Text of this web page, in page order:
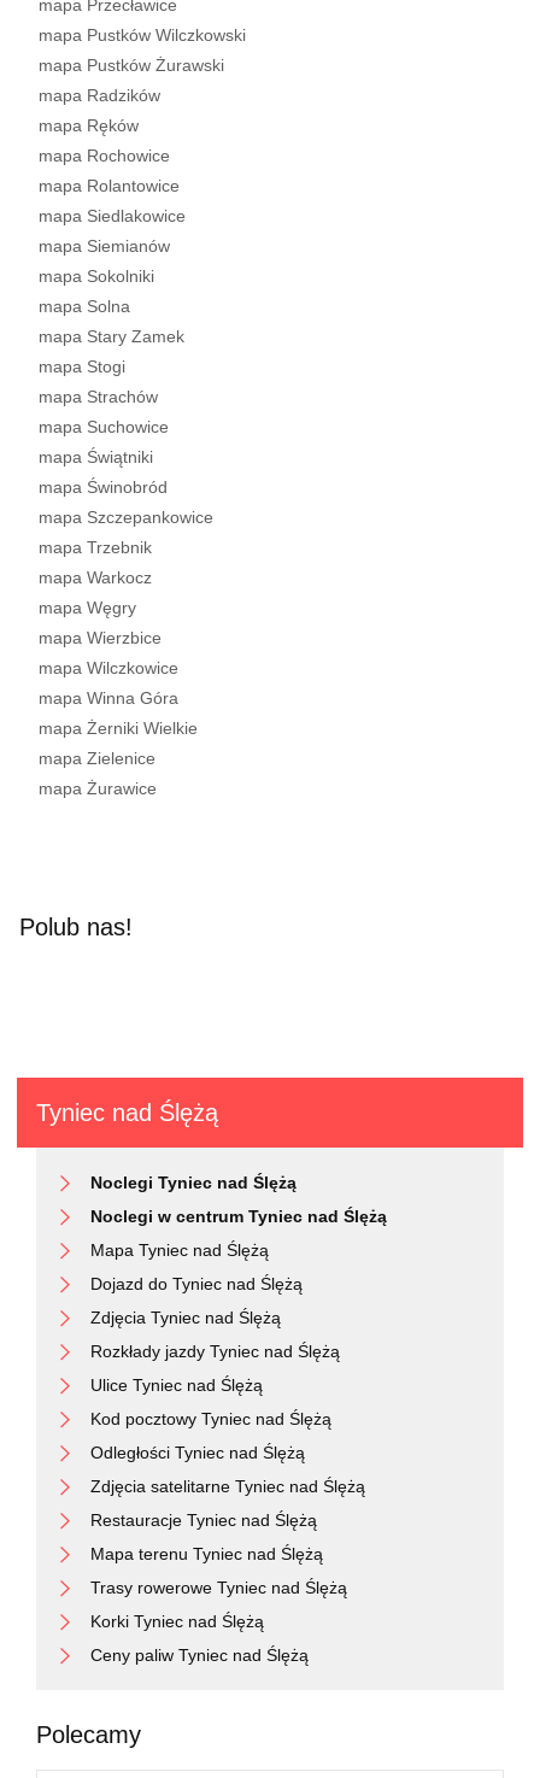
mapa Przecławice
mapa Pustków Wilczkowski
mapa Pustków Żurawski
mapa Radzików
mapa Ręków
mapa Rochowice
mapa Rolantowice
mapa Siedlakowice
mapa Siemianów
mapa Sokolniki
mapa Solna
mapa Stary Zamek
mapa Stogi
mapa Strachów
mapa Suchowice
mapa Świątniki
mapa Świnobród
mapa Szczepankowice
mapa Trzebnik
mapa Warkocz
mapa Węgry
mapa Wierzbice
mapa Wilczkowice
mapa Winna Góra
mapa Żerniki Wielkie
mapa Zielenice
mapa Żurawice
Polub nas!
Tyniec nad Ślężą
Noclegi Tyniec nad Ślężą
Noclegi w centrum Tyniec nad Ślężą
Mapa Tyniec nad Ślężą
Dojazd do Tyniec nad Ślężą
Zdjęcia Tyniec nad Ślężą
Rozkłady jazdy Tyniec nad Ślężą
Ulice Tyniec nad Ślężą
Kod pocztowy Tyniec nad Ślężą
Odległości Tyniec nad Ślężą
Zdjęcia satelitarne Tyniec nad Ślężą
Restauracje Tyniec nad Ślężą
Mapa terenu Tyniec nad Ślężą
Trasy rowerowe Tyniec nad Ślężą
Korki Tyniec nad Ślężą
Ceny paliw Tyniec nad Ślężą
Polecamy